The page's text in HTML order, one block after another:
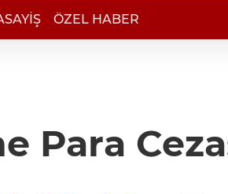
ÖZEL HABER
Para